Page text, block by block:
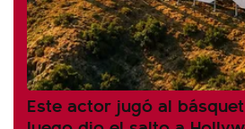
Este actor jugó al